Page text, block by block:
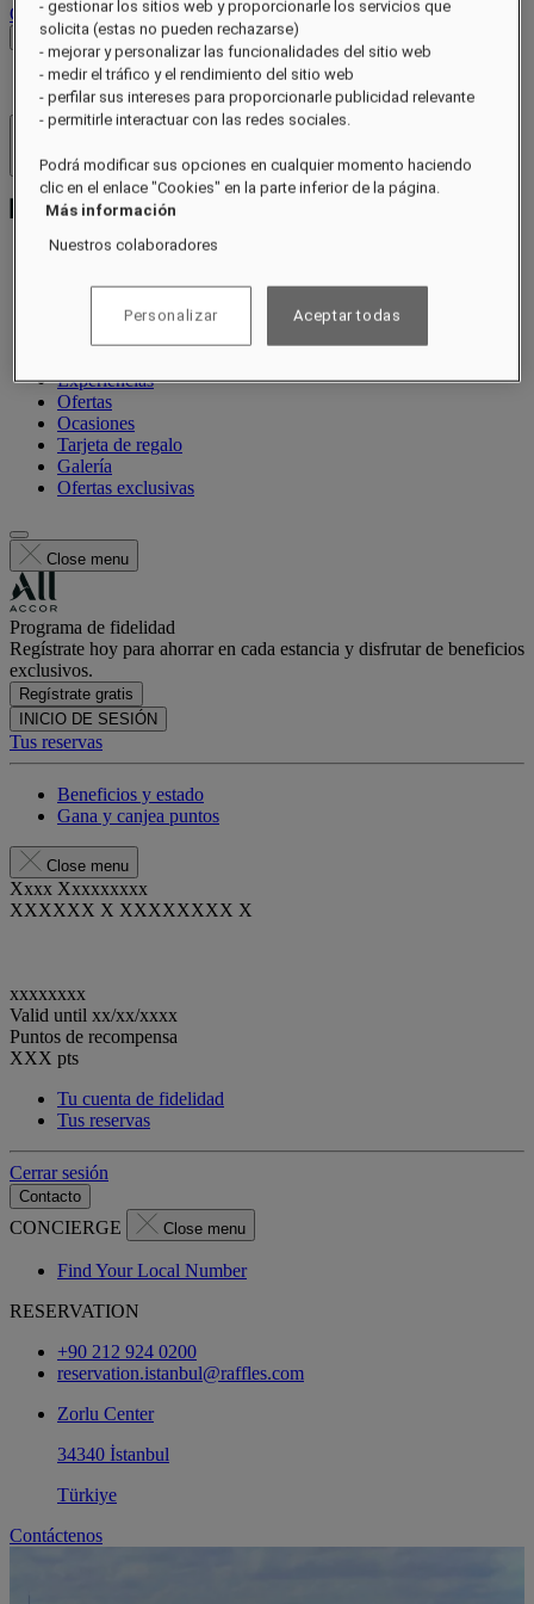
Cerrar sesión
Ver tarifas
Abrir menú
Acerca de
Habitaciones y suites
Experiencias
Ofertas
Ocasiones
Tarjeta de regalo
Galería
Ofertas exclusivas
Close menu
Programa de fidelidad
Regístrate hoy para ahorrar en cada estancia y disfrutar de beneficios
exclusivos.
Regístrate gratis
INICIO DE SESIÓN
Tus reservas
Beneficios y estado
Gana y canjea puntos
Close menu
Xxxx Xxxxxxxxx
XXXXXX X XXXXXXXX X
xxxxxxxx
Valid until xx/xx/xxxx
Puntos de recompensa
XXX pts
Tu cuenta de fidelidad
Tus reservas
Cerrar sesión
Contacto
CONCIERGE Close menu
Find Your Local Number
RESERVATION
+90 212 924 0200
reservation.istanbul@raffles.com
Zorlu Center
34340 İstanbul
Türkiye
Contáctenos
- gestionar los sitios web y proporcionarle los servicios que
solicita (estas no pueden rechazarse)
- mejorar y personalizar las funcionalidades del sitio web
- medir el tráfico y el rendimiento del sitio web
- perfilar sus intereses para proporcionarle publicidad relevante
- permitirle interactuar con las redes sociales.
Podrá modificar sus opciones en cualquier momento haciendo
clic en el enlace "Cookies" en la parte inferior de la página.
Más información
Nuestros colaboradores
Personalizar Aceptar todas